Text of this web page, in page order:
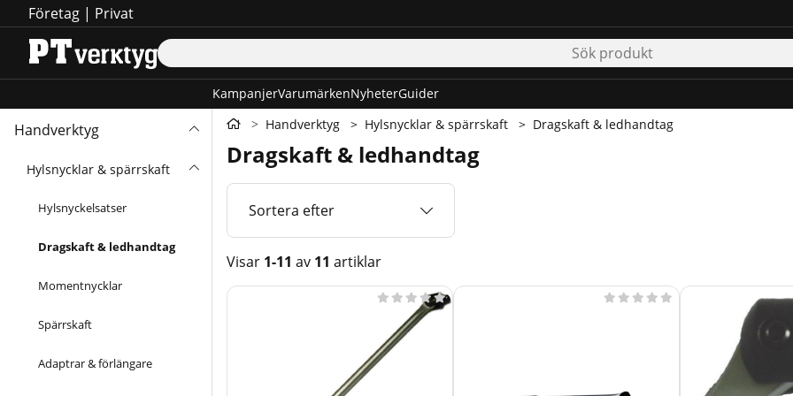
Företag | Privat
KampanjerVarumärkenNyheterGuider
Handverktyg
Hylsnycklar & spärrskaft
Hylsnyckelsatser
Dragskaft & ledhandtag
Momentnycklar
Spärrskaft
Adaptrar & förlängare
Handverktyg Hylsnycklar & spärrskaft Dragskaft & ledhandtag
Dragskaft & ledhandtag
Sortera efter
Visar 1-11 av 11 artiklar
Produkter
        